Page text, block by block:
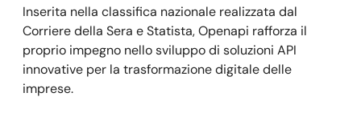
Inserita nella classifica nazionale realizzata dal
Corriere della Sera e Statista, Openapi rafforza il
proprio impegno nello sviluppo di soluzioni API
innovative per la trasformazione digitale delle
imprese.